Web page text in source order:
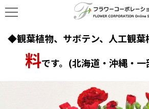
◆観葉植物、サボテン、人工観葉
料です。(北海道・沖縄・